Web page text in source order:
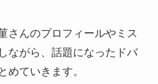
さんのプロフィールやミス
ながら、話題になったドバ
めていきます。